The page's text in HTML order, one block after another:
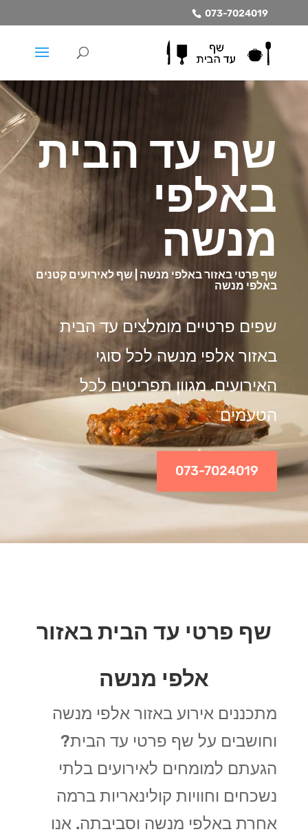
073-7024019
שף עד הבית
באלפי
מנשה
שף פרטי באזור באלפי מנשה | שף לאירועים קטנים
באלפי מנשה
שפים פרטיים מומלצים עד הבית
באזור אלפי מנשה לכל סוגי
האירועים. מגוון תפריטים לכל
הטעמים
073-7024019
שף פרטי עד הבית באזור
אלפי מנשה
מתכננים אירוע באזור אלפי מנשה
וחושבים על שף פרטי עד הבית?
הגעתם למומחים לאירועים בלתי
נשכחים וחוויות קולינאריות ברמה
אחרת באלפי מנשה וסביבתה. אנו